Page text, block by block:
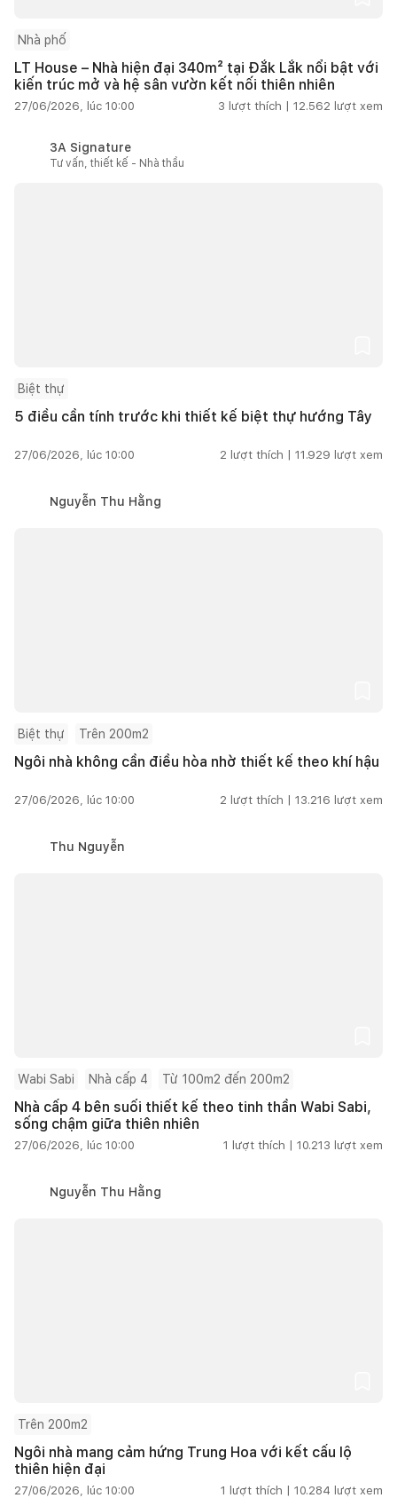
Nhà phố
LT House – Nhà hiện đại 340m² tại Đắk Lắk nổi bật với
kiến trúc mở và hệ sân vườn kết nối thiên nhiên
27/06/2026, lúc 10:00 3 lượt thích | 12.562 lượt xem
3A Signature
Tư vấn, thiết kế - Nhà thầu
Biệt thự
5 điều cần tính trước khi thiết kế biệt thự hướng Tây
27/06/2026, lúc 10:00 2 lượt thích | 11.929 lượt xem
Nguyễn Thu Hằng
Biệt thự Trên 200m2
Ngôi nhà không cần điều hòa nhờ thiết kế theo khí hậu
27/06/2026, lúc 10:00 2 lượt thích | 13.216 lượt xem
Thu Nguyễn
Wabi Sabi Nhà cấp 4 Từ 100m2 đến 200m2
Nhà cấp 4 bên suối thiết kế theo tinh thần Wabi Sabi,
sống chậm giữa thiên nhiên
27/06/2026, lúc 10:00 1 lượt thích | 10.213 lượt xem
Nguyễn Thu Hằng
Trên 200m2
Ngôi nhà mang cảm hứng Trung Hoa với kết cấu lộ
thiên hiện đại
27/06/2026, lúc 10:00 1 lượt thích | 10.284 lượt xem